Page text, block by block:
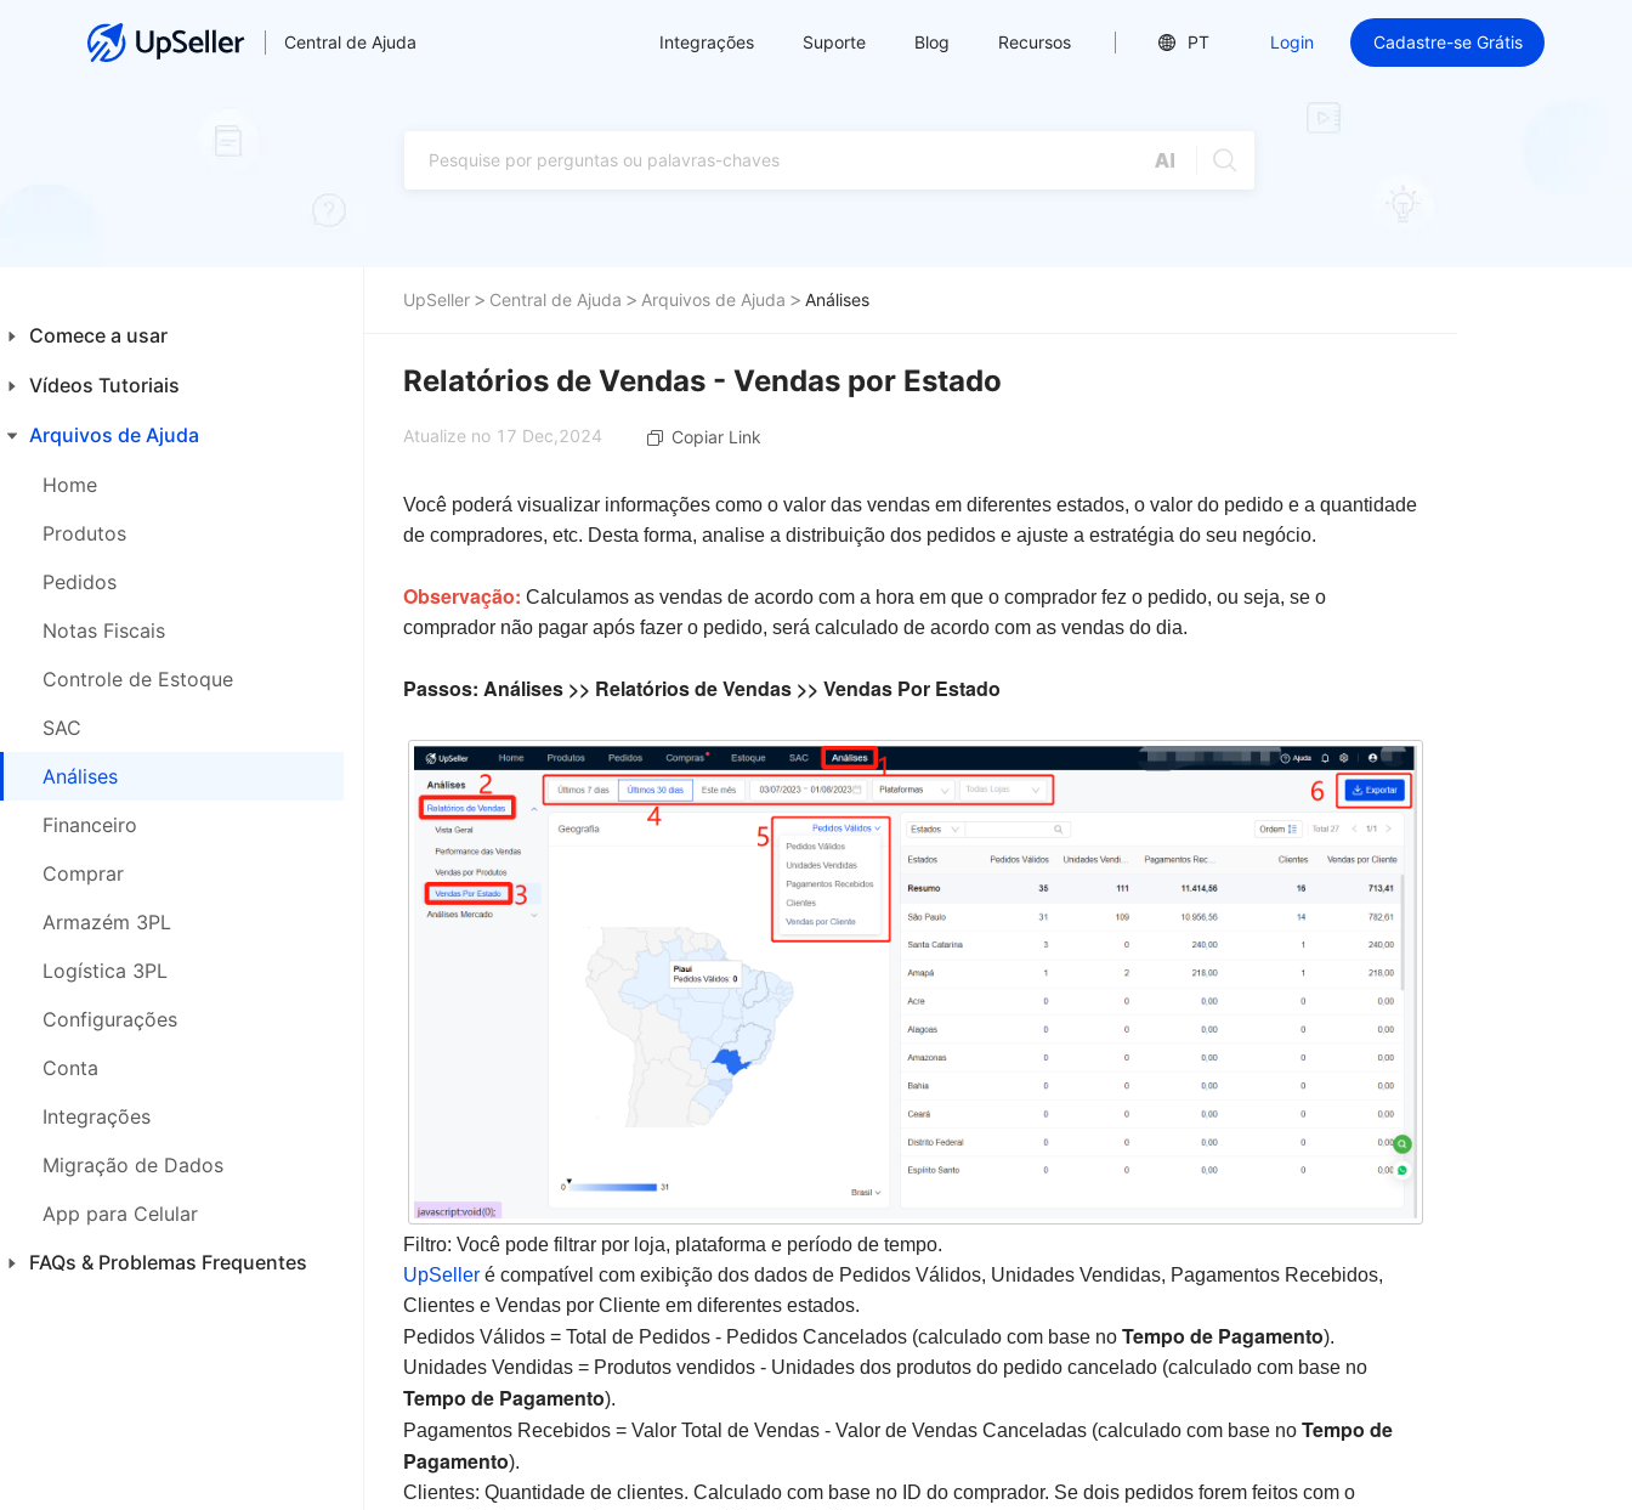
Central de Ajuda Integrações Suporte Blog Recursos PT Login Cadastre-se Grátis
Comece a usar
Introdução aos Iniciantes
Plataformas
Primeiros Passos
Vídeos Tutoriais
Financeiro
Integrações
Produtos
Pedidos
Nota Fiscal
Estoque
Análises
SAC
Compras
Configurações
Segurança da Conta
Webinars
Arquivos de Ajuda
Home
Produtos
Pedidos
Notas Fiscais
Controle de Estoque
SAC
Análises
Financeiro
Comprar
Armazém 3PL
Logística 3PL
Configurações
Conta
Integrações
Migração de Dados
App para Celular
FAQs & Problemas Frequentes
UpSeller Central de Ajuda Arquivos de Ajuda Análises
Relatórios de Vendas - Vendas por Estado
Atualize no 17 Dec,2024 Copiar Link
Você poderá visualizar informações como o valor das vendas em diferentes estados, o valor do pedido e a quantidade
de compradores, etc. Desta forma, analise a distribuição dos pedidos e ajuste a estratégia do seu negócio.
Observação: Calculamos as vendas de acordo com a hora em que o comprador fez o pedido, ou seja, se o
comprador não pagar após fazer o pedido, será calculado de acordo com as vendas do dia.
Passos: Análises >> Relatórios de Vendas >> Vendas Por Estado
Filtro: Você pode filtrar por loja, plataforma e período de tempo.
UpSeller é compatível com exibição dos dados de Pedidos Válidos, Unidades Vendidas, Pagamentos Recebidos,
Clientes e Vendas por Cliente em diferentes estados.
Pedidos Válidos = Total de Pedidos - Pedidos Cancelados (calculado com base no Tempo de Pagamento).
Unidades Vendidas = Produtos vendidos - Unidades dos produtos do pedido cancelado (calculado com base no
Tempo de Pagamento).
Pagamentos Recebidos = Valor Total de Vendas - Valor de Vendas Canceladas (calculado com base no Tempo de
Pagamento).
Clientes: Quantidade de clientes. Calculado com base no ID do comprador. Se dois pedidos forem feitos com o